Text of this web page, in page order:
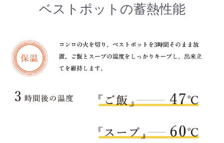
ベストポットの蓄熱性能